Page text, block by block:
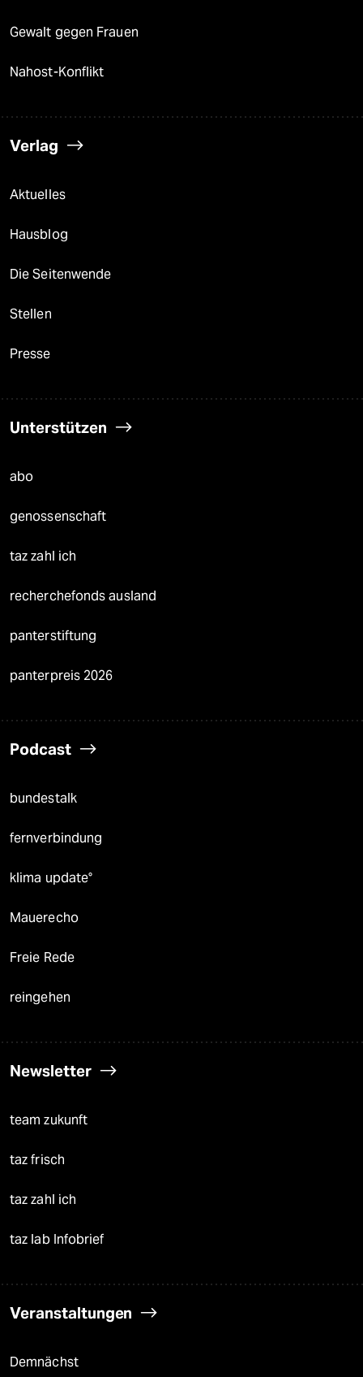
Gewalt gegen Frauen
Nahost-Konflikt
Verlag
Aktuelles
Hausblog
Die Seitenwende
Stellen
Presse
Unterstützen
abo
genossenschaft
taz zahl ich
recherchefonds ausland
panterstiftung
panterpreis 2026
Podcast
bundestalk
fernverbindung
klima update°
Mauerecho
Freie Rede
reingehen
Newsletter
team zukunft
taz frisch
taz zahl ich
taz lab Infobrief
Veranstaltungen
Demnächst